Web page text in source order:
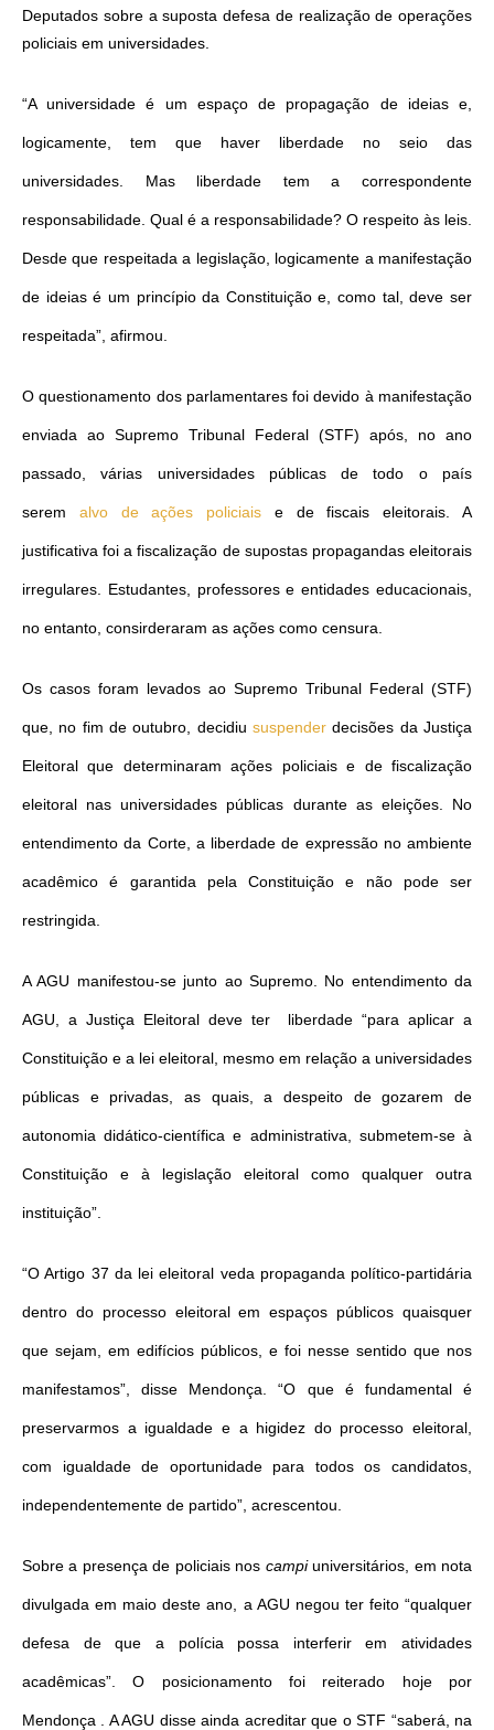
Deputados sobre a suposta defesa de realização de operações
policiais em universidades.
“A universidade é um espaço de propagação de ideias e,
logicamente, tem que haver liberdade no seio das
universidades. Mas liberdade tem a correspondente
responsabilidade. Qual é a responsabilidade? O respeito às leis.
Desde que respeitada a legislação, logicamente a manifestação
de ideias é um princípio da Constituição e, como tal, deve ser
respeitada”, afirmou.
O questionamento dos parlamentares foi devido à manifestação
enviada ao Supremo Tribunal Federal (STF) após, no ano
passado, várias universidades públicas de todo o país
serem alvo de ações policiais e de fiscais eleitorais. A
justificativa foi a fiscalização de supostas propagandas eleitorais
irregulares. Estudantes, professores e entidades educacionais,
no entanto, consirderaram as ações como censura.
Os casos foram levados ao Supremo Tribunal Federal (STF)
que, no fim de outubro, decidiu suspenderdecisões da Justiça
Eleitoral que determinaram ações policiais e de fiscalização
eleitoral nas universidades públicas durante as eleições. No
entendimento da Corte, a liberdade de expressão no ambiente
acadêmico é garantida pela Constituição e não pode ser
restringida.
A AGU manifestou-se junto ao Supremo. No entendimento da
AGU, a Justiça Eleitoral deve ter liberdade “para aplicar a
Constituição e a lei eleitoral, mesmo em relação a universidades
públicas e privadas, as quais, a despeito de gozarem de
autonomia didático-científica e administrativa, submetem-se à
Constituição e à legislação eleitoral como qualquer outra
instituição”.
“O Artigo 37 da lei eleitoral veda propaganda político-partidária
dentro do processo eleitoral em espaços públicos quaisquer
que sejam, em edifícios públicos, e foi nesse sentido que nos
manifestamos”, disse Mendonça. “O que é fundamental é
preservarmos a igualdade e a higidez do processo eleitoral,
com igualdade de oportunidade para todos os candidatos,
independentemente de partido”, acrescentou.
Sobre a presença de policiais nos campiuniversitários, em nota
divulgada em maio deste ano, a AGU negou ter feito “qualquer
defesa de que a polícia possa interferir em atividades
acadêmicas”. O posicionamento foi reiterado hoje por
Mendonça . A AGU disse ainda acreditar que o STF “saberá, na